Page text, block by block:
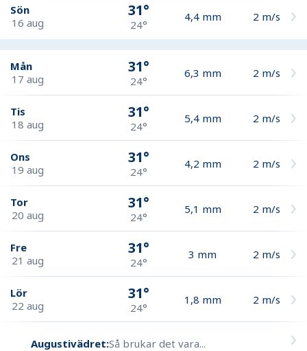
Sön
16 aug
31°
24°
4,4 mm 2 m/s
Mån
17 aug
31°
24°
6,3 mm 2 m/s
Tis
18 aug
31°
24°
5,4 mm 2 m/s
Ons
19 aug
31°
24°
4,2 mm 2 m/s
Tor
20 aug
31°
24°
5,1 mm 2 m/s
Fre
21 aug
31°
24°
3 mm 2 m/s
Lör
22 aug
31°
24°
1,8 mm 2 m/s
Augustivädret:Så brukar det vara...